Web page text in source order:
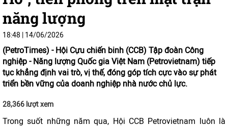
năng lượng
18:48 | 14/06/2026
(PetroTimes) - Hội Cựu chiến binh (CCB) Tập đoàn Công
nghiệp - Năng lượng Quốc gia Việt Nam (Petrovietnam) tiếp
tục khẳng định vai trò, vị thế, đóng góp tích cực vào sự phát
triển bền vững của doanh nghiệp nhà nước chủ lực.
28,366 lượt xem
Trong suốt những năm qua, Hội CCB Petrovietnam luôn là